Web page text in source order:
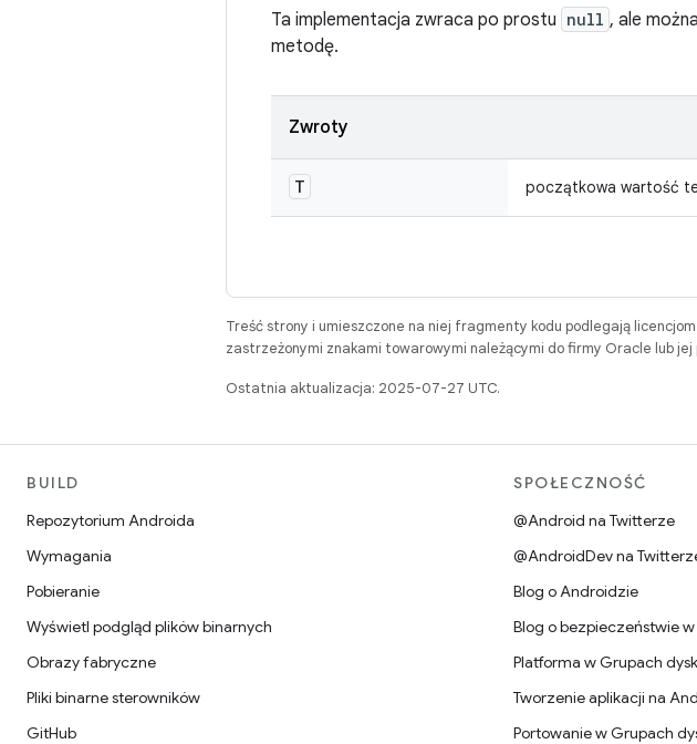
Ta implementacja zwraca po prostu null , ale
metodę.
Zwroty
T początkowa wartość
Treść strony i umieszczone na niej fragmenty kodu podlegają
zastrzeżonymi znakami towarowymi należącymi do firmy Oracle lub
Ostatnia aktualizacja: 2025-07-27 UTC.
BUILD
Repozytorium Androida
Wymagania
Pobieranie
Wyświetl podgląd plików binarnych
Obrazy fabryczne
Pliki binarne sterowników
GitHub
SPOŁECZNOŚĆ
@Android na Twitterze
@AndroidDev na
Blog o Androidzie
Blog o bezpieczeństwie
Platforma w Grupach
Tworzenie aplikacji na
Portowanie w Grupach